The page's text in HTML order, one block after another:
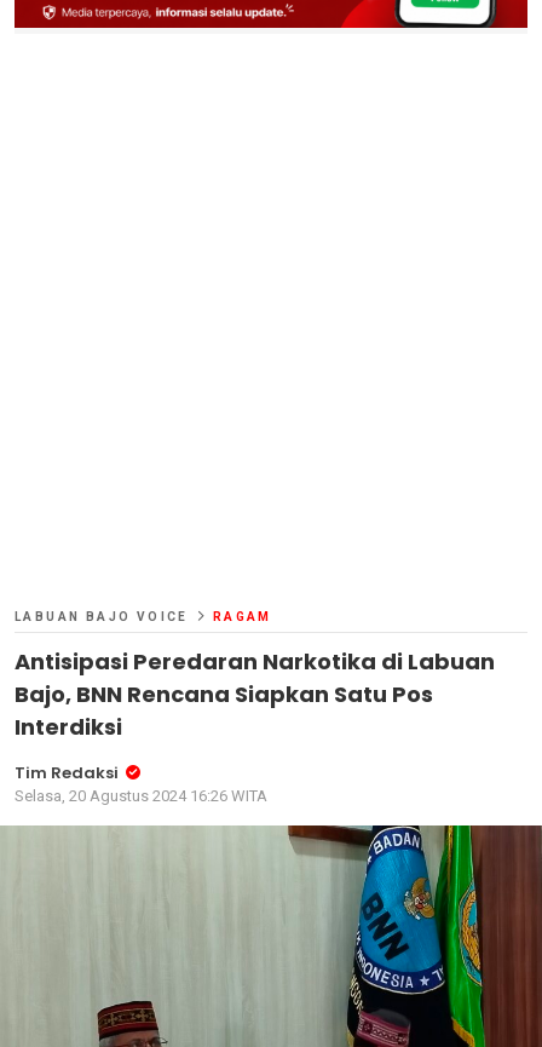
LABUAN BAJO VOICE RAGAM
Antisipasi Peredaran Narkotika di Labuan
Bajo, BNN Rencana Siapkan Satu Pos
Interdiksi
Tim Redaksi
Selasa, 20 Agustus 2024 16:26 WITA